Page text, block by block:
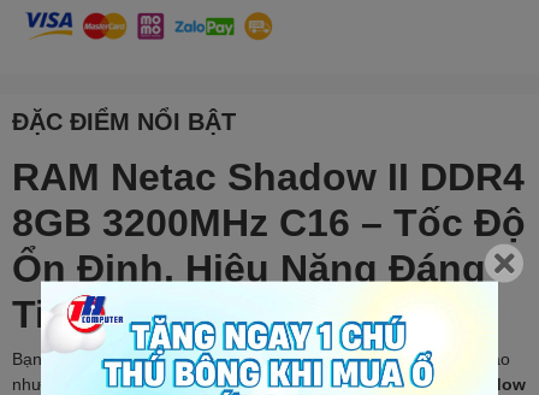
ĐẶC ĐIỂM NỔI BẬT
RAM Netac Shadow II DDR4
8GB 3200MHz C16 – Tốc Độ
Ổn Định, Hiệu Năng Đáng
Tin Cậy
Bạn đang cần một giải pháp nâng cấp RAM mạnh mẽ, tốc độ cao
nhưng vẫn đảm bảo tối ưu chi phí?RAM Máy Tính Netac Shadow